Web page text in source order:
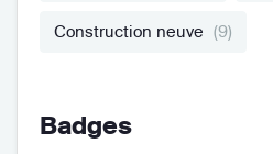
Construction neuve (9)
Badges